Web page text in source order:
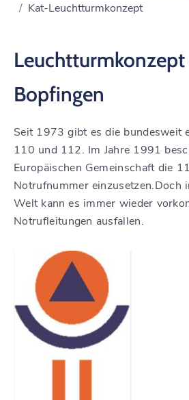
Kat-Leuchtturmkonzept
Bopfingen
Seit 1973 gibt es die bundesweit
110 und 112. Im Jahre 1991
Europäischen Gemeinschaft die
Notrufnummer einzusetzen.Doch
Welt kann es immer wieder
Notrufleitungen ausfallen.